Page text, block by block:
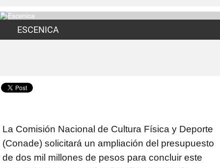
ESCENICA
La Comisión Nacional de Cultura Física y Deporte
(Conade) solicitará un ampliación del presupuesto
de dos mil millones de pesos para concluir este